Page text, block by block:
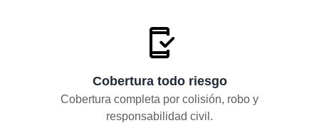
Cobertura todo riesgo
Cobertura completa por colisión, robo y
responsabilidad civil.